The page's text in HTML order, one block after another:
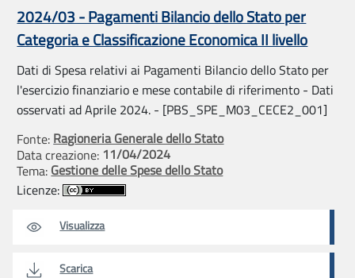
2024/03 - Pagamenti Bilancio dello Stato per
Categoria e Classificazione Economica II livello
Dati di Spesa relativi ai Pagamenti Bilancio dello Stato per
l'esercizio finanziario e mese contabile di riferimento - Dati
osservati ad Aprile 2024. - [PBS_SPE_M03_CECE2_001]
Fonte: Ragioneria Generale dello Stato
Data creazione: 11/04/2024
Tema: Gestione delle Spese dello Stato
Licenze:
Visualizza
Scarica